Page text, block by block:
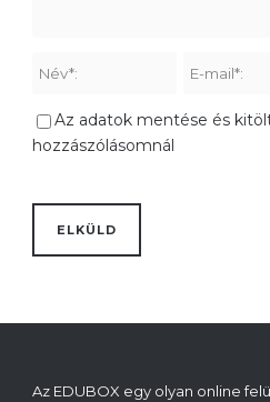
Az adatok mentése és
hozzászólásomnál
Az EDUBOX egy olyan online